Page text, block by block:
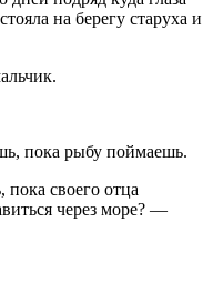
на берегу старуха и
пока рыбу поймаешь.
своего отца
через море? —